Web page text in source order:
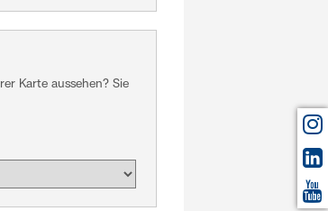
Karte aussehen? Sie